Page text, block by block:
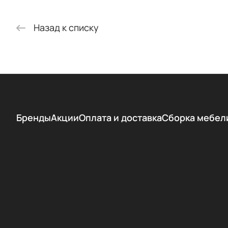
Назад к списку
БрендыАкцииОплата и доставкаСборка